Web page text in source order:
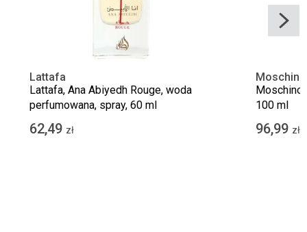
Lattafa
Lattafa, Ana Abiyedh Rouge, woda
perfumowana, spray, 60 ml
62,49 zł
Moschino
100 ml
96,99 zł